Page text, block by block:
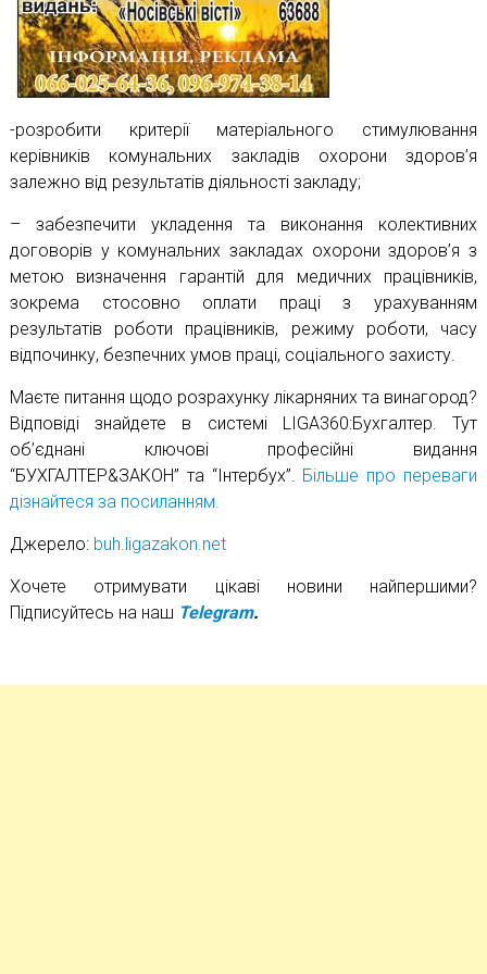
-розробити критерії матеріального стимулювання
керівників комунальних закладів охорони здоров’я
залежно від результатів діяльності закладу;
– забезпечити укладення та виконання колективних
договорів у комунальних закладах охорони здоров’я з
метою визначення гарантій для медичних працівників,
зокрема стосовно оплати праці з урахуванням
результатів роботи працівників, режиму роботи, часу
відпочинку, безпечних умов праці, соціального захисту.
Маєте питання щодо розрахунку лікарняних та винагород?
Відповіді знайдете в системі LIGA360:Бухгалтер. Тут
об’єднані ключові професійні видання
“БУХГАЛТЕР&ЗАКОН” та “Інтербух”. Більше про переваги
дізнайтеся за посиланням.
Джерело: buh.ligazakon.net
Хочете отримувати цікаві новини найпершими?
Підписуйтесь на наш Telegram.